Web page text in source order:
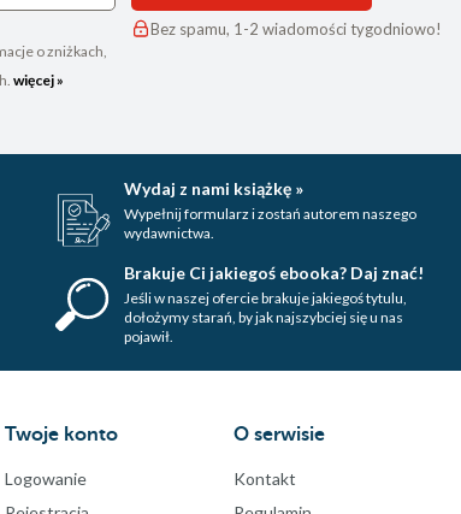
o zniżkach,
więcej »
Bez spamu, 1-2 wiadomości tygodniowo!
Wydaj z nami książkę »
Wypełnij formularz i zostań autorem naszego
wydawnictwa.
Brakuje Ci jakiegoś ebooka? Daj znać!
Jeśli w naszej ofercie brakuje jakiegoś tytulu,
dołożymy starań, by jak najszybciej się u nas
pojawił.
Twoje konto
Logowanie
O serwisie
Kontakt